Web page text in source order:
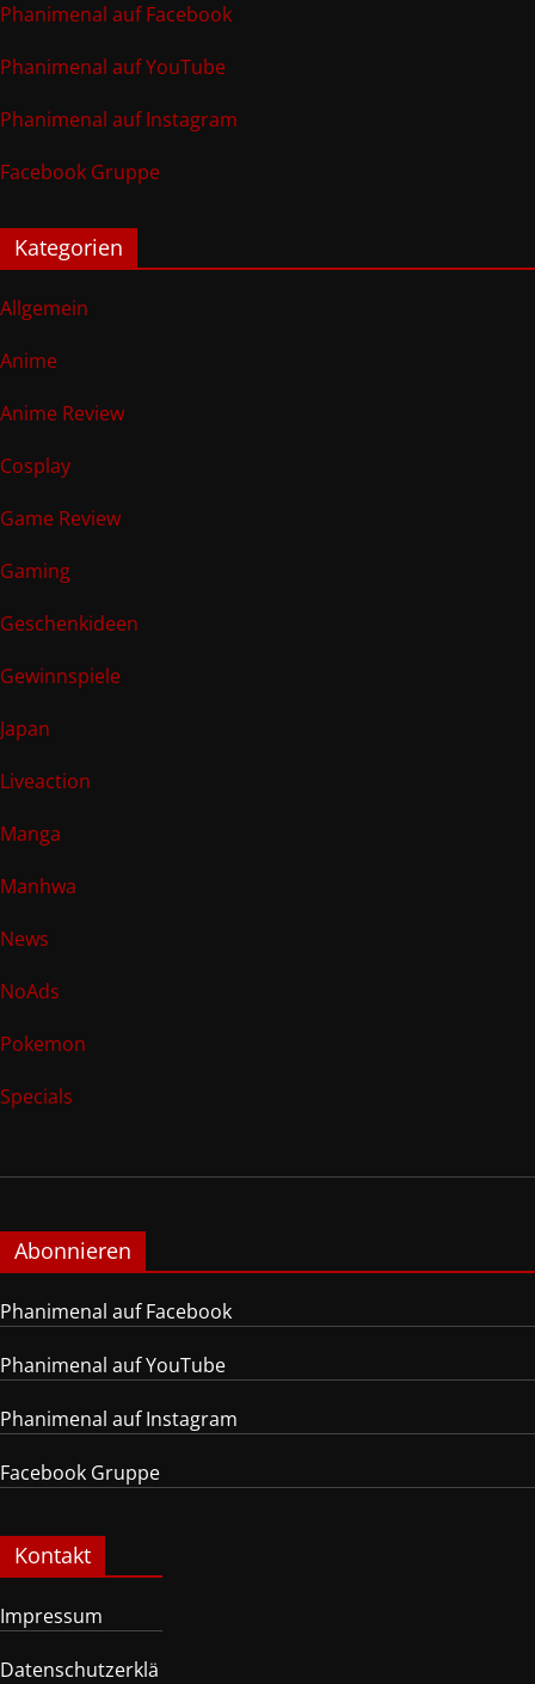
Phanimenal auf Facebook
Phanimenal auf YouTube
Phanimenal auf Instagram
Facebook Gruppe
Kategorien
Allgemein
Anime
Anime Review
Cosplay
Game Review
Gaming
Geschenkideen
Gewinnspiele
Japan
Liveaction
Manga
Manhwa
News
NoAds
Pokemon
Specials
Abonnieren
Phanimenal auf Facebook
Phanimenal auf YouTube
Phanimenal auf Instagram
Facebook Gruppe
Kontakt
Impressum
Datenschutzerklä